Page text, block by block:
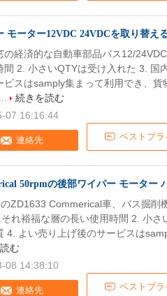
モーター12VDC 24VDCを取り替え
連絡先 ベストプラ
の経済的な自動車部品バス12/
間 2. 小さいQTYは受け入れた 3. 国
ビスはsamply集まって利用でき、
続きを読む
07 16:16:44
50rpmの後部ワイパー モーター
連絡先 ベストプラ
ZD1633 Commerical車、バス掘削
れ裕福な層の長い使用時間 2. 小
4. よい売り上げ後のサービスは
む
08 14:38:10